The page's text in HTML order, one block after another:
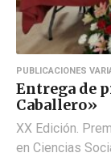
PUBLICACIONES
Entrega de
Caballero»
XX Edición.
en Ciencias